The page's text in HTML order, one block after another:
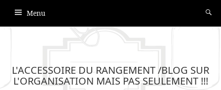
Menu
L'ACCESSOIRE DU RANGEMENT /BLOG SUR
L'ORGANISATION MAIS PAS SEULEMENT !!!